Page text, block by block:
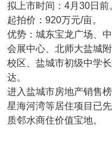
拟上市时间：4月30日前
起拍价：920万元/亩。
优势：城东宝龙广场、
会展中心、北师大盐城
校区、盐城市初级中学
达。
进入盐城市房地产销售
星海河湾等居住项目已
质邻水商住价值宝地。